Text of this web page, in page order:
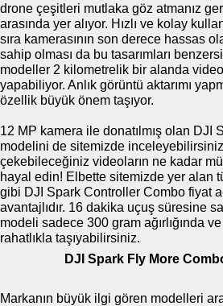
drone çeşitleri mutlaka göz atmanız
arasında yer alıyor. Hızlı ve kolay
sıra kamerasının son derece hassas
sahip olması da bu tasarımları
modeller 2 kilometrelik bir alanda video
yapabiliyor. Anlık görüntü aktarımı
özellik büyük önem taşıyor.
12 MP kamera ile donatılmış olan DJI
modelini de sitemizde
çekebileceğiniz videoların ne kadar
hayal edin! Elbette sitemizde yer alan
gibi DJI Spark Controller Combo fiyat
avantajlıdır. 16 dakika uçuş süresine
modeli sadece 300 gram ağırlığında
rahatlıkla taşıyabilirsiniz.
DJI Spark Fly More
Markanın büyük ilgi gören modelleri